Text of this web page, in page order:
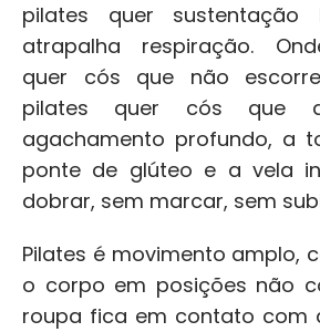
pilates quer
atrapalha respiração.
quer cós que não
pilates quer cós que
agachamento profundo, a
ponte de glúteo e a vela
dobrar, sem marcar, sem
Pilates é movimento amplo,
o corpo em posições não
roupa fica em contato com